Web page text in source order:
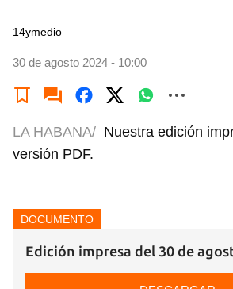
14ymedio
30 de agosto 2024 - 10:00
LA HABANA/ Nuestra edición
versión PDF.
DOCUMENTO
Edición impresa del 30 de